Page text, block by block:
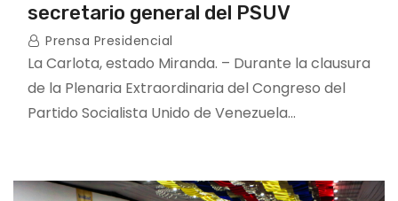
secretario general del PSUV
Prensa Presidencial
La Carlota, estado Miranda. – Durante la clausura
de la Plenaria Extraordinaria del Congreso del
Partido Socialista Unido de Venezuela…